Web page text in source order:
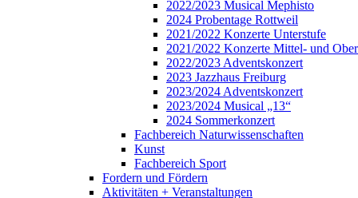
2022/2023 Musical Mephisto
2024 Probentage Rottweil
2021/2022 Konzerte Unterstufe
2021/2022 Konzerte Mittel- und
2022/2023 Adventskonzert
2023 Jazzhaus Freiburg
2023/2024 Adventskonzert
2023/2024 Musical „13“
2024 Sommerkonzert
Fachbereich Naturwissenschaften
Kunst
Fachbereich Sport
Fordern und Fördern
Aktivitäten + Veranstaltungen